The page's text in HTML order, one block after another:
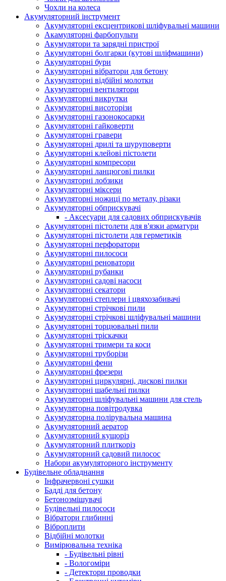
Чохли на колеса
Акумуляторний інструмент
Акумуляторні ексцентрикові шліфувальні машини
Акамуляторні фарбопульти
Акумулятори та зарядні пристрої
Акумуляторні болгарки (кутові шліфмашини)
Акумуляторні бури
Акумуляторні вібратори для бетону
Акумуляторні відбійні молотки
Акумуляторні вентилятори
Акумуляторні викрутки
Акумуляторні висоторізи
Акумуляторні газонокосарки
Акумуляторні гайковерти
Акумуляторні гравери
Акумуляторні дрилі та шуруповерти
Акумуляторні клейові пістолети
Акумуляторні компресори
Акумуляторні ланцюгові пилки
Акумуляторні лобзики
Акумуляторні міксери
Акумуляторні ножиці по металу, різаки
Акумуляторні обприскувачі
- Аксесуари для садових обприскувачів
Акумуляторні пістолети для в'язки арматури
Акумуляторні пістолети для герметиків
Акумуляторні перфоратори
Акумуляторні пилососи
Акумуляторні реноватори
Акумуляторні рубанки
Акумуляторні садові насоси
Акумуляторні секатори
Акумуляторні степлери і цвяхозабивачі
Акумуляторні стрічкові пили
Акумуляторні стрічкові шліфувальні машини
Акумуляторні торцювальні пили
Акумуляторні тріскачки
Акумуляторні тримери та коси
Акумуляторні труборізи
Акумуляторні фени
Акумуляторні фрезери
Акумуляторні циркулярні, дискові пилки
Акумуляторні шабельні пилки
Акумуляторні шліфувальні машини для стель
Акумуляторна повітродувка
Акумуляторна полірувальна машина
Акумуляторний аератор
Акумуляторний кущоріз
Акумуляторний плиткоріз
Акумуляторний садовий пилосос
Набори акумуляторного інструменту
Будівельне обладнання
Інфрачервоні сушки
Бадді для бетону
Бетонозмішувачі
Будівельні пилососи
Вібратори глибинні
Віброплити
Відбійні молотки
Вимірювальна техніка
- Будівельні рівні
- Вологоміри
- Детектори проводки